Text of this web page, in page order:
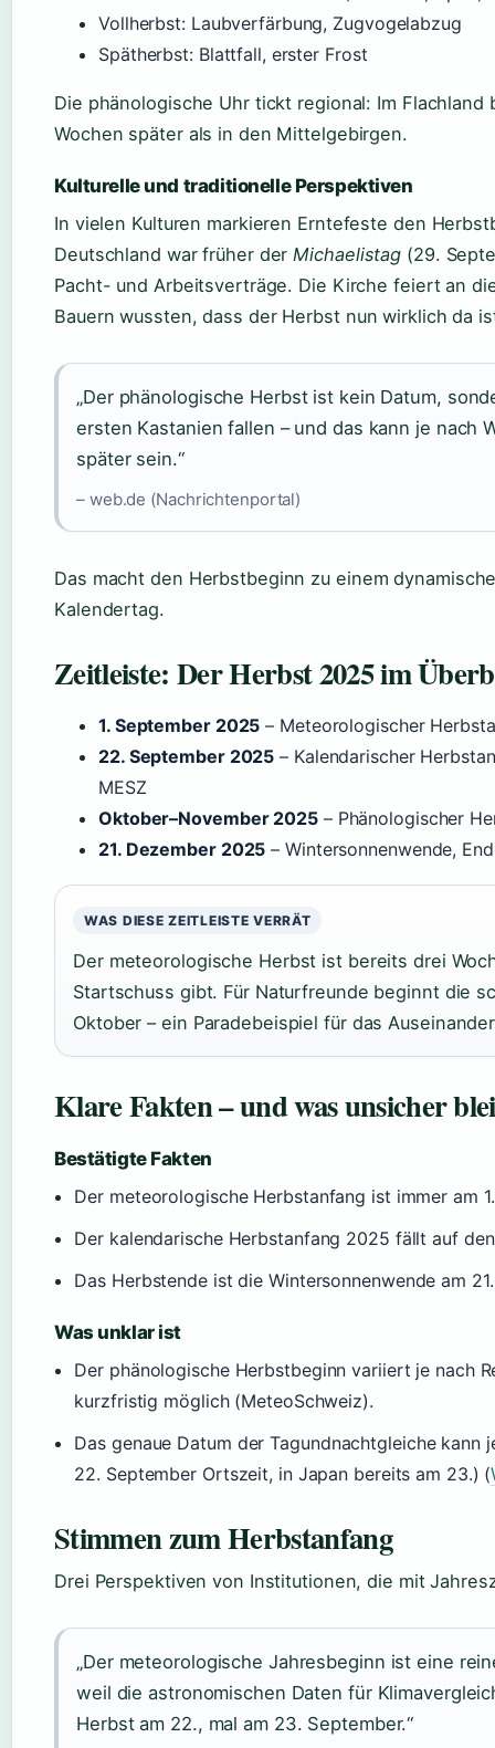
Vollherbst: Laubverfärbung, Zugvogelabzug
Spätherbst: Blattfall, erster Frost
Die phänologische Uhr tickt regional: Im
Wochen später als in den Mittelgebirgen.
Kulturelle und traditionelle Perspektiven
In vielen Kulturen markieren Erntefeste den
Deutschland war früher derMichaelistag (29.
Pacht- und Arbeitsverträge. Die Kirche feiert an
Bauern wussten, dass der Herbst nun wirklich da
„Der phänologische Herbst ist kein Datum,
ersten Kastanien fallen – und das kann je nach
später sein.“
– web.de (Nachrichtenportal)
Das macht den Herbstbeginn zu einem
Kalendertag.
Zeitleiste: Der Herbst 2025 im
1. September 2025 – Meteorologischer
22. September 2025 – Kalendarischer
MESZ
Oktober–November 2025– Phänologischer
21. Dezember 2025 – Wintersonnenwende,
WAS DIESE ZEITLEISTE VERRÄT
Der meteorologische Herbst ist bereits drei
Startschuss gibt. Für Naturfreunde beginnt die
Oktober – ein Paradebeispiel für das
Klare Fakten – und was unsicher
Bestätigte Fakten
Der meteorologische Herbstanfang ist immer am
Der kalendarische Herbstanfang 2025 fällt auf
Das Herbstende ist die Wintersonnenwende am
Was unklar ist
Der phänologische Herbstbeginn variiert je nach
kurzfristig möglich (MeteoSchweiz).
Das genaue Datum der Tagundnachtgleiche kann
22. September Ortszeit, in Japan bereits am 23.) (
Stimmen zum Herbstanfang
Drei Perspektiven von Institutionen, die mit
„Der meteorologische Jahresbeginn ist eine
weil die astronomischen Daten für
Herbst am 22., mal am 23. September.“